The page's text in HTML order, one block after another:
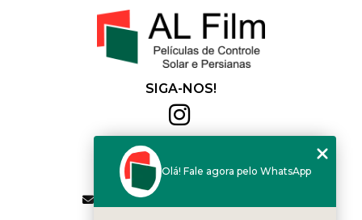
SIGA-NOS!
(11) 2564-4684
(11) 94168-2041
contato.vendas@alfilm.com.br
Olá! Fale agora pelo WhatsApp